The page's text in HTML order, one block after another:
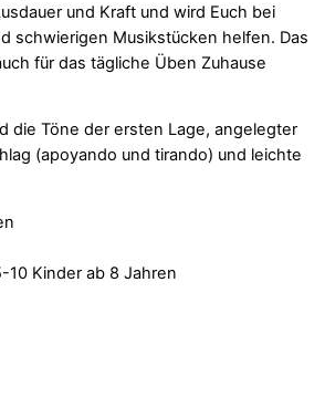
und Kraft und wird Euch bei
schwierigen Musikstücken helfen. Das
für das tägliche Üben Zuhause
die Töne der ersten Lage, angelegter
(apoyando und tirando) und leichte
10 Kinder ab 8 Jahren